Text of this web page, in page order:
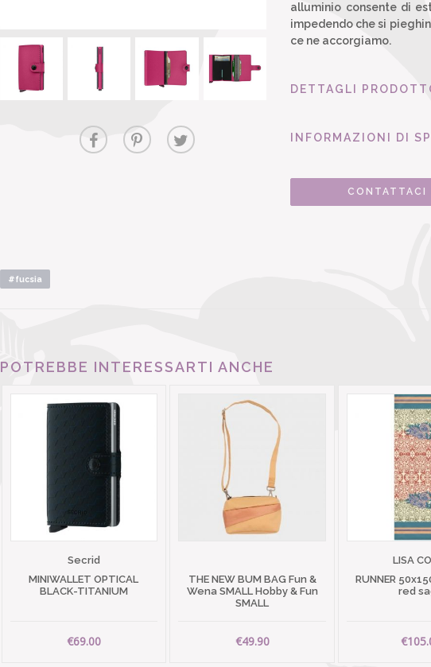
alluminio consente di
impedendo che si
ce ne accorgiamo.
DETTAGLI
INFORMAZIONI DI
CONTATTACI
#fucsia
POTREBBE INTERESSARTI ANCHE
Secrid
MINIWALLET OPTICAL
BLACK-TITANIUM
€69.00
THE NEW BUM BAG Fun &
Wena SMALL Hobby & Fun
SMALL
€49.90
LISA
RUNNER
red